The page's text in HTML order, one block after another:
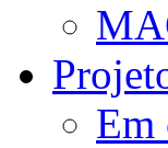
Em